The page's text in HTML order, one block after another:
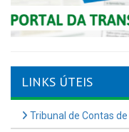
LINKS ÚTEIS
Tribunal de Contas